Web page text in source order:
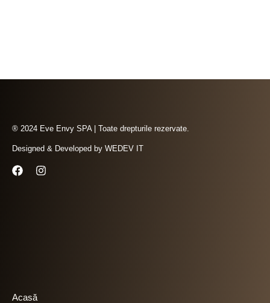
® 2024 Eve Envy SPA | Toate drepturile rezervate.
Designed & Developed by WEDEV IT
F
a
I
Acasă